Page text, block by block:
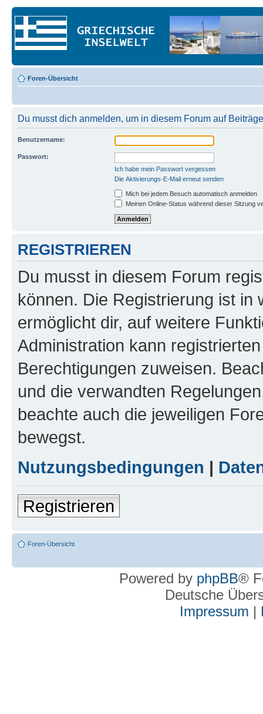
Foren-Übersicht
Du musst dich anmelden, um in diesem Forum auf
Benutzername:
Passwort:
Ich habe mein Passwort vergessen
Die Aktivierungs-E-Mail erneut senden
Mich bei jedem Besuch automatisch anmelden
Meinen Online-Status während dieser Sitzung
REGISTRIEREN
Du musst in diesem Forum
können. Die Registrierung ist in
ermöglicht dir, auf weitere
Administration kann
Berechtigungen zuweisen.
und die verwandten
beachte auch die jeweiligen
bewegst.
Nutzungsbedingungen |
Registrieren
Foren-Übersicht
Powered by phpBB®
Deutsche
Impressum |